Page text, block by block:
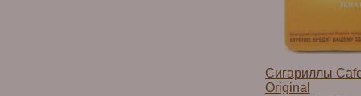
Сигариллы
Original